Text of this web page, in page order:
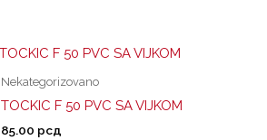
Nekategorizovano
TOCKIC F 50 PVC SA VIJKOM
85.00 рсд